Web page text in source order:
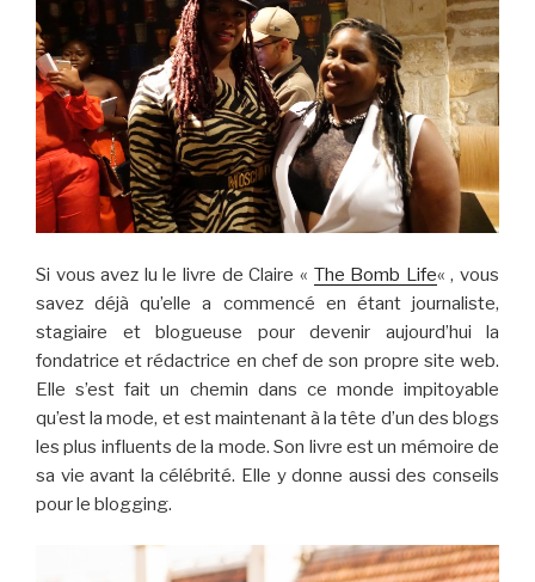
Si vous avez lu le livre de Claire « The Bomb Life« , vous
savez déjà qu’elle a commencé en étant journaliste,
stagiaire et blogueuse pour devenir aujourd’hui la
fondatrice et rédactrice en chef de son propre site web.
Elle s’est fait un chemin dans ce monde impitoyable
qu’est la mode, et est maintenant à la tête d’un des blogs
les plus influents de la mode. Son livre est un mémoire de
sa vie avant la célébrité. Elle y donne aussi des conseils
pour le blogging.